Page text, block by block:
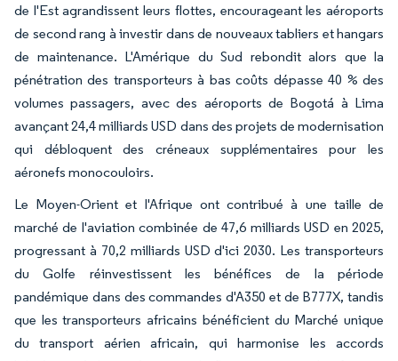
de l'Est agrandissent leurs flottes, encourageant les aéroports
de second rang à investir dans de nouveaux tabliers et hangars
de maintenance. L'Amérique du Sud rebondit alors que la
pénétration des transporteurs à bas coûts dépasse 40 % des
volumes passagers, avec des aéroports de Bogotá à Lima
avançant 24,4 milliards USD dans des projets de modernisation
qui débloquent des créneaux supplémentaires pour les
aéronefs monocouloirs.
Le Moyen-Orient et l'Afrique ont contribué à une taille de
marché de l'aviation combinée de 47,6 milliards USD en 2025,
progressant à 70,2 milliards USD d'ici 2030. Les transporteurs
du Golfe réinvestissent les bénéfices de la période
pandémique dans des commandes d'A350 et de B777X, tandis
que les transporteurs africains bénéficient du Marché unique
du transport aérien africain, qui harmonise les accords